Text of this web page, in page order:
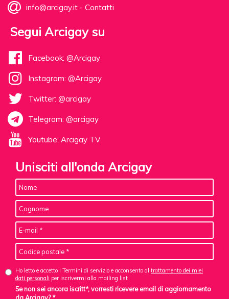
info@arcigay.it - Contatti
Segui Arcigay su
Facebook: @Arcigay
Instagram: @Arcigay
Twitter: @arcigay
Telegram: @arcigay
Youtube: Arcigay TV
Unisciti all'onda Arcigay
Ho letto e accetto i Termini di servizio e acconsento al trattamento dei miei
dati personali per iscrivermi alla mailing list
Se non sei ancora iscritt*, vorresti ricevere email di aggiornamento